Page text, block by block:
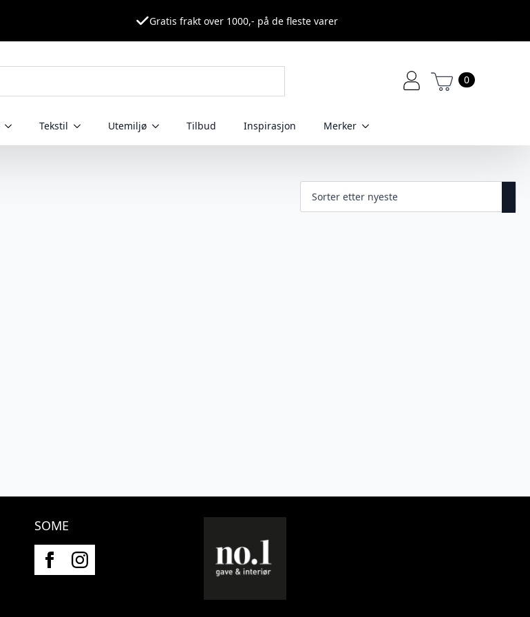
Gratis frakt over 1000,- på de fleste varer
0
Tekstil Utemiljø Tilbud Inspirasjon Merker
SOME